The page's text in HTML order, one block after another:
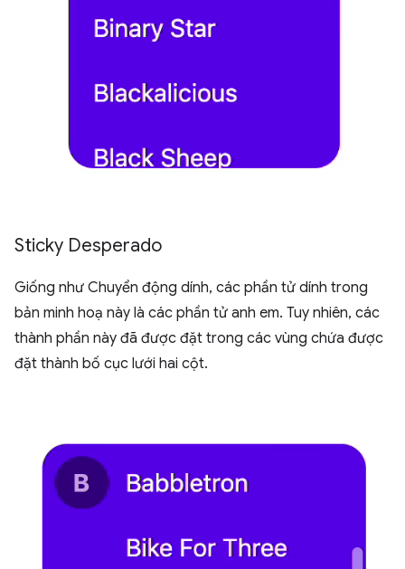
Sticky Desperado
Giống như Chuyển động dính, các phần tử dính trong
bản minh hoạ này là các phần tử anh em. Tuy nhiên, các
thành phần này đã được đặt trong các vùng chứa được
đặt thành bố cục lưới hai cột.